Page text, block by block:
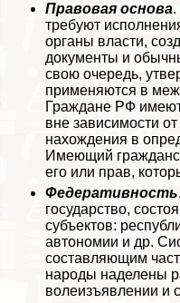
Правовая основа.
требуют
органы власти,
документы и
свою очередь,
применяются в
Граждане РФ
вне зависимости
нахождения в
Имеющий
его или прав,
Федеративность
государство,
субъектов:
автономии и др.
составляющим
народы наделены
волеизъявлении и